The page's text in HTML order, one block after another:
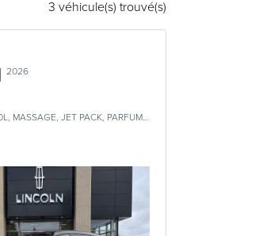
3 véhicule(s) trouvé(s)
2026
Reserve 203A, 2.0L, MASSAGE, JET PACK, PARFUMS NUMERIQUES